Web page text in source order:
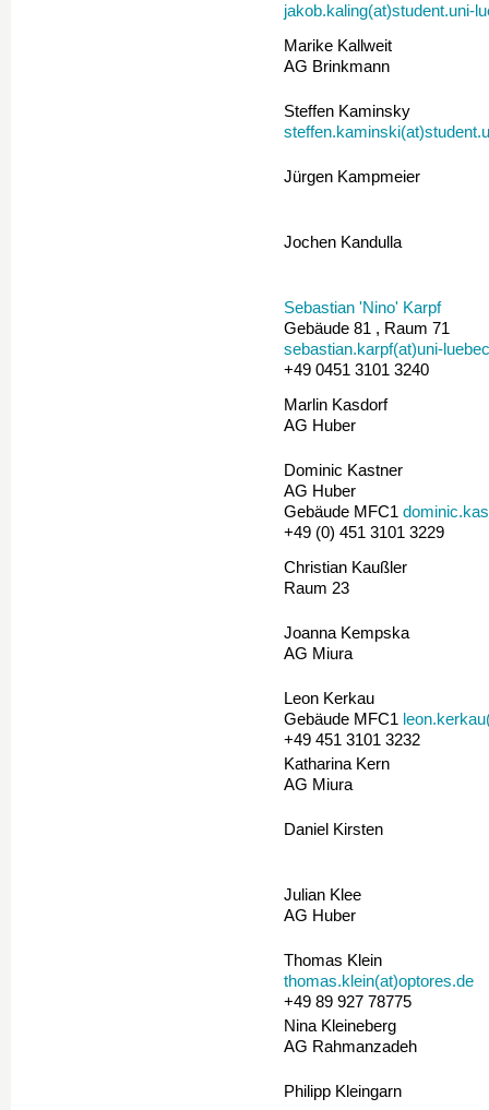
jakob.kaling(at)student.uni-
Marike Kallweit
AG Brinkmann
Steffen Kaminsky
Jürgen Kampmeier
Jochen Kandulla
Sebastian 'Nino' Karpf
Gebäude 81 , Raum 71
sebastian.karpf(at)uni-
+49 0451 3101 3240
Marlin Kasdorf
AG Huber
Dominic Kastner
AG Huber
Gebäude MFC1
+49 (0) 451 3101 3229
Christian Kaußler
Raum 23
Joanna Kempska
AG Miura
Leon Kerkau
Gebäude MFC1
+49 451 3101 3232
Katharina Kern
AG Miura
Daniel Kirsten
Julian Klee
AG Huber
Thomas Klein
thomas.klein(at)optores.de
+49 89 927 78775
Nina Kleineberg
AG Rahmanzadeh
Philipp Kleingarn